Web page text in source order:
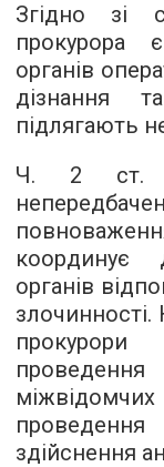
Згідно зі
прокурора
органів
дізнання
підлягають
Ч. 2 ст.
координує
органів
проведення
здійснення